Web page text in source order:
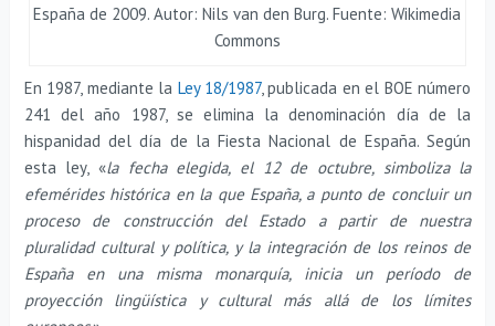
España de 2009. Autor: Nils van den Burg. Fuente: Wikimedia
Commons
En 1987, mediante la Ley 18/1987, publicada en el BOE número
241 del año 1987, se elimina la denominación día de la
hispanidad del día de la Fiesta Nacional de España. Según
esta ley, «la fecha elegida, el 12 de octubre, simboliza la
efemérides histórica en la que España, a punto de concluir un
proceso de construcción del Estado a partir de nuestra
pluralidad cultural y política, y la integración de los reinos de
España en una misma monarquía, inicia un período de
proyección lingüística y cultural más allá de los límites